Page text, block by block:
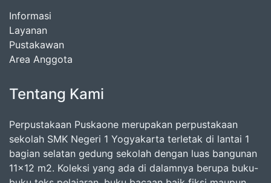
Informasi
Layanan
Pustakawan
Area Anggota
Tentang Kami
Perpustakaan Puskaone merupakan perpustakaan
sekolah SMK Negeri 1 Yogyakarta terletak di lantai 1
bagian selatan gedung sekolah dengan luas bangunan
11x12 m2. Koleksi yang ada di dalamnya berupa buku-